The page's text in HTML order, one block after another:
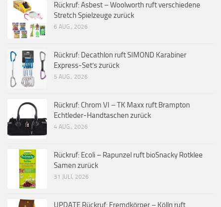
Rückruf: Asbest – Woolworth ruft verschiedene
Stretch Spielzeuge zurück
6 AUG., 2026
Rückruf: Decathlon ruft SIMOND Karabiner
Express-Set’s zurück
5 AUG., 2026
Rückruf: Chrom VI – TK Maxx ruft Brampton
Echtleder-Handtaschen zurück
4 AUG., 2026
Rückruf: Ecoli – Rapunzel ruft bioSnacky Rotklee
Samen zurück
31 JULI, 2026
UPDATE Rückruf: Fremdkörper – Kölln ruft